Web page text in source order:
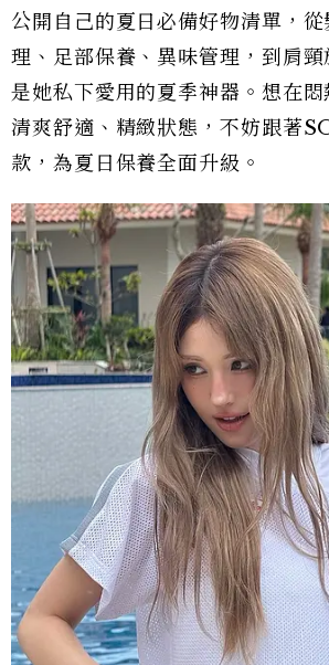
公開自己的夏日必備好物清單，
理、足部保養、異味管理，到肩
是她私下愛用的夏季神器。想在
清爽舒適、精緻狀態，不妨跟著
款，為夏日保養全面升級。